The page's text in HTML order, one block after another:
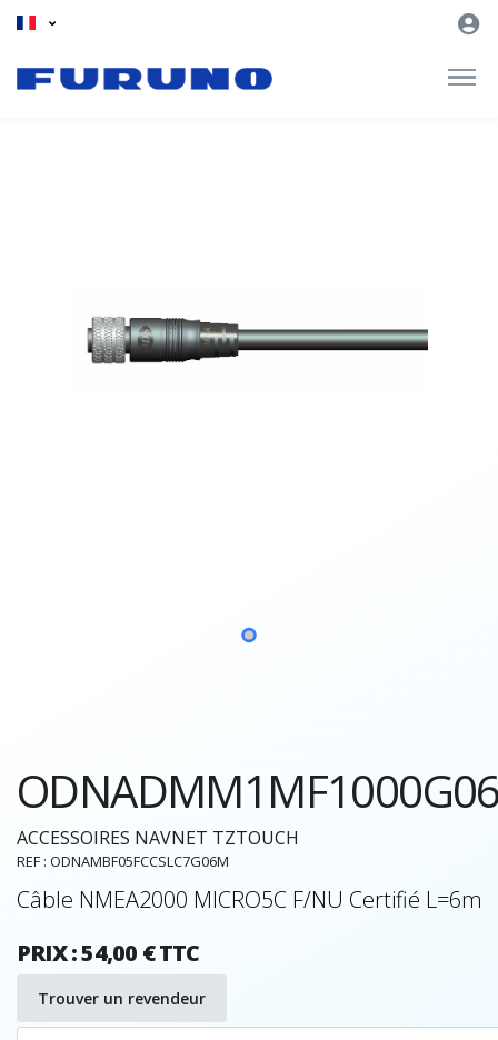
ACCESSOIRES NAVNET TZTOUCH
REF : ODNAMBF05FCCSLC7G06M
Câble NMEA2000 MICRO5C F/NU Certifié L=6m
PRIX : 54,00 € TTC
Trouver un revendeur